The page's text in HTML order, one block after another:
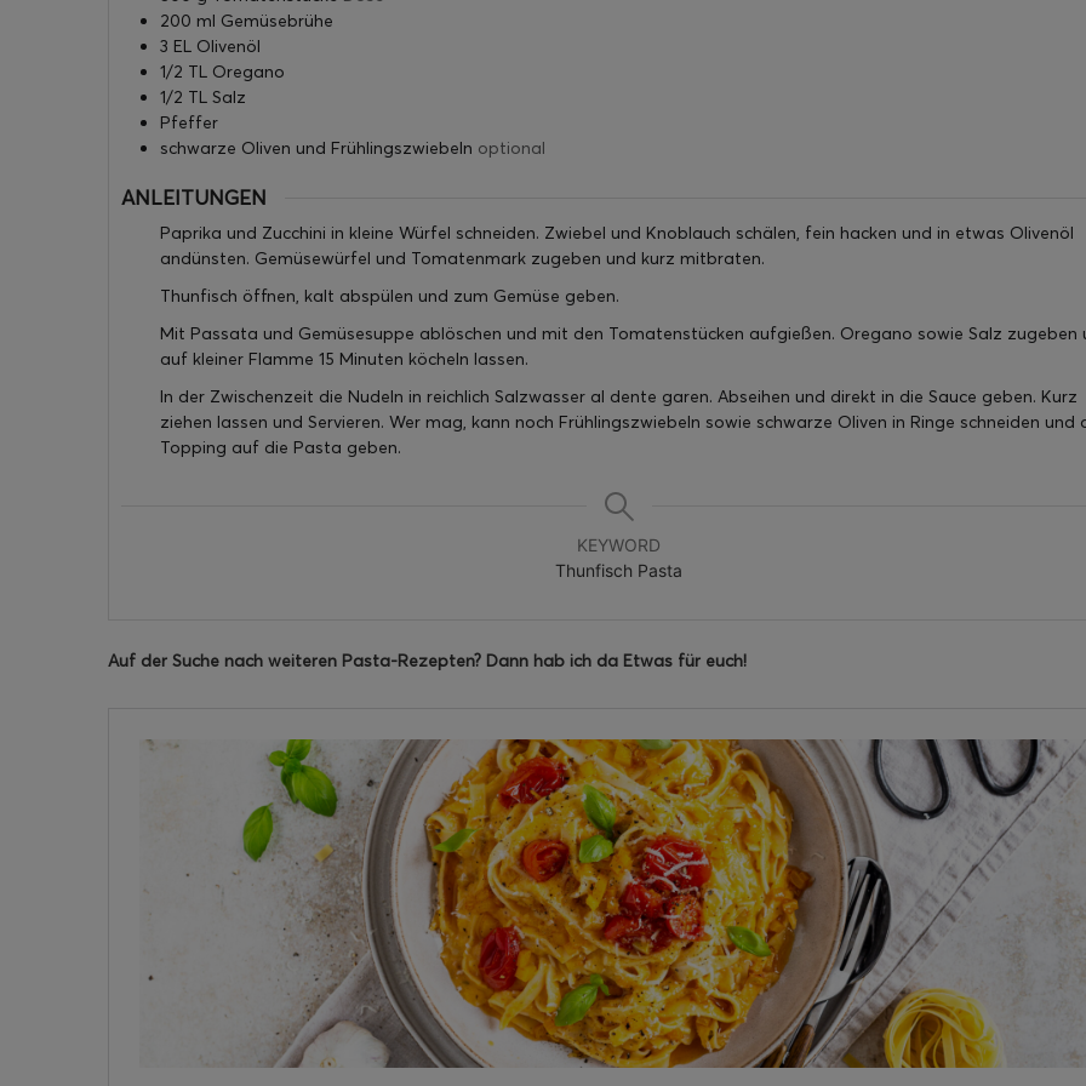
200 ml Gemüsebrühe
3 EL Olivenöl
1/2 TL Oregano
1/2 TL Salz
Pfeffer
schwarze Oliven und Frühlingszwiebeln optional
ANLEITUNGEN
Paprika und Zucchini in kleine Würfel schneiden. Zwiebel und Knoblauch schälen, fein hacken und in etwas Olivenöl
andünsten. Gemüsewürfel und Tomatenmark zugeben und kurz mitbraten.
Thunfisch öffnen, kalt abspülen und zum Gemüse geben.
Mit Passata und Gemüsesuppe ablöschen und mit den Tomatenstücken aufgießen. Oregano sowie Salz zugeben
auf kleiner Flamme 15 Minuten köcheln lassen.
In der Zwischenzeit die Nudeln in reichlich Salzwasser al dente garen. Abseihen und direkt in die Sauce geben. Kurz
ziehen lassen und Servieren. Wer mag, kann noch Frühlingszwiebeln sowie schwarze Oliven in Ringe schneiden und
Topping auf die Pasta geben.
KEYWORD
Thunfisch Pasta
Auf der Suche nach weiteren Pasta-Rezepten? Dann hab ich da Etwas für euch!